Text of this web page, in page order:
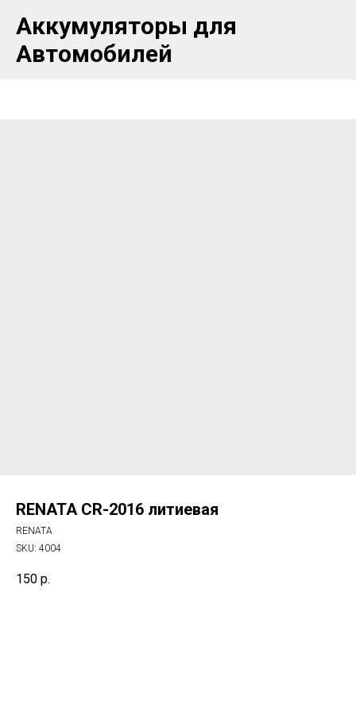
Аккумуляторы для
Автомобилей
RENATA CR-2016 литиевая
RENATA
SKU: 4004
150 р.